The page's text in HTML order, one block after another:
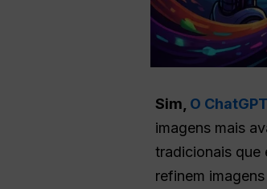
Sim, O
imagens mais
tradicionais que
refinem